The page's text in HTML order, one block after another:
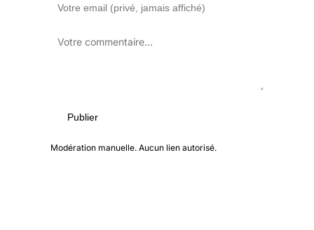
Publier
Modération manuelle. Aucun lien autorisé.